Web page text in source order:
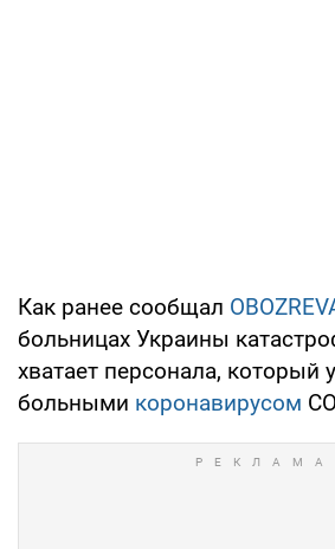
Как ранее сообщал
больницах Украины
хватает персонала, который
больными коронавирусом